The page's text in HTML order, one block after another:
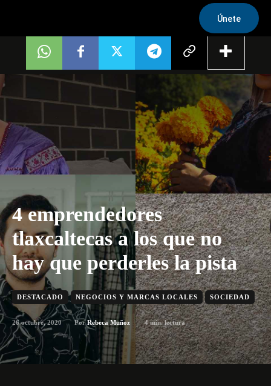
Únete
4 emprendedores
tlaxcaltecas a los que no
hay que perderles la pista
DESTACADO NEGOCIOS Y MARCAS LOCALES SOCIEDAD
26 octubre, 2020 Por Rebeca Muñoz 4min. lectura